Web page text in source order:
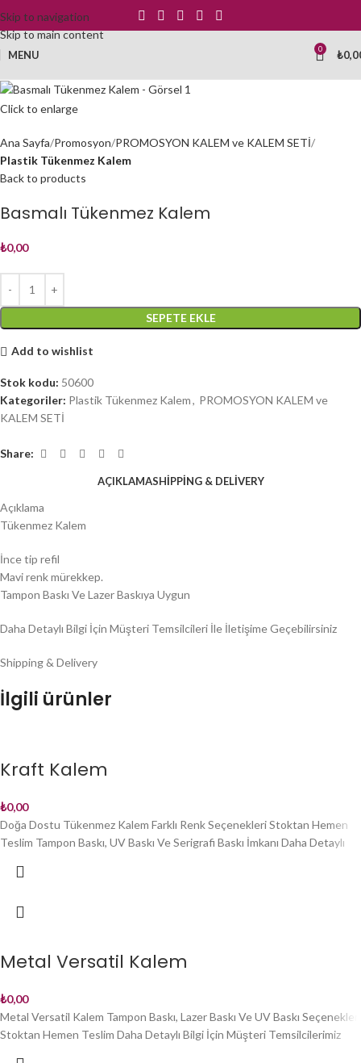
Skip to navigation
Skip to main content
MENU 0 ₺
Click to enlarge
Ana Sayfa Promosyon PROMOSYON KALEM ve KALEM SETİ
Plastik Tükenmez Kalem
Back to products
Basmalı Tükenmez Kalem
₺0,00
SEPETE EKLE
Add to wishlist
Stok kodu: 50600
Kategoriler: Plastik Tükenmez Kalem, PROMOSYON KALEM ve
KALEM SETİ
Share:
AÇIKLAMASHIPPING & DELIVERY
Açıklama
Tükenmez Kalem
İnce tip refil
Mavi renk mürekkep.
Tampon Baskı Ve Lazer Baskıya Uygun
Daha Detaylı Bilgi İçin Müşteri Temsilcileri İle İletişime Geçebilirsiniz
Shipping & Delivery
İlgili ürünler
Kraft Kalem
₺0,00
Doğa Dostu Tükenmez Kalem Farklı Renk Seçenekleri Stoktan Hemen
Teslim Tampon Baskı, UV Baskı Ve Serigrafi Baskı İmkanı Daha Detaylı
Metal Versatil Kalem
₺0,00
Metal Versatil Kalem Tampon Baskı, Lazer Baskı Ve UV Baskı Seçenekleri
Stoktan Hemen Teslim Daha Detaylı Bilgi İçin Müşteri Temsilcilerimiz